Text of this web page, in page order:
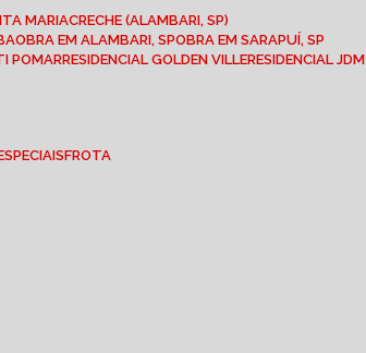
MARIA CRECHE (ALAMBARI, SP)
OBRA EM ALAMBARI, SP
OBRA EM SARAPUÍ, SP
POMAR RESIDENCIAL GOLDEN VILLE RESIDENCIAL JDM
ESPECIAIS FROTA